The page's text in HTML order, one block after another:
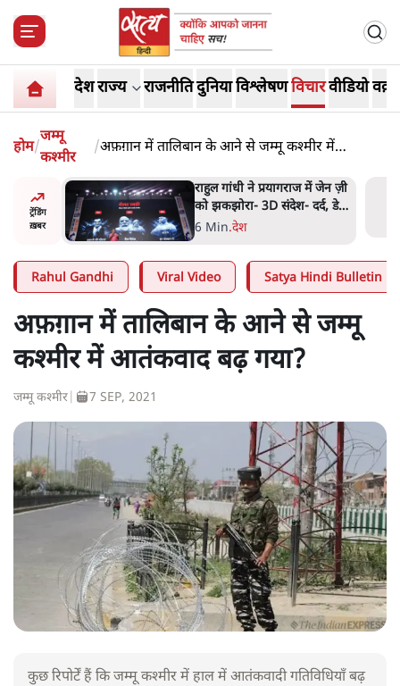
देशराज्य राजनीतिदुनियाविश्लेषणविचारवीडियो
होम/
जम्मू
कश्मीर
/अफ़ग़ान में तालिबान के आने से जम्मू कश्मीर में
ट्रेंडिंग
ख़बर
बीजेपी-
अटकलें
राहुल गांधी ने प्रयागराज में जेन ज़ी
को झकझोरा- 3D संदेश- दर्द, डेटा,
दौलत
6 Min.देश
Rahul Gandhi Viral Video Satya Hindi Bulletin
अफ़ग़ान में तालिबान के आने से जम्मू
कश्मीर में आतंकवाद बढ़ गया?
जम्मू कश्मीर 7 SEP, 2021
कुछ रिपोर्टें हैं कि जम्मू कश्मीर में हाल में आतंकवादी गतिविधियाँ बढ़